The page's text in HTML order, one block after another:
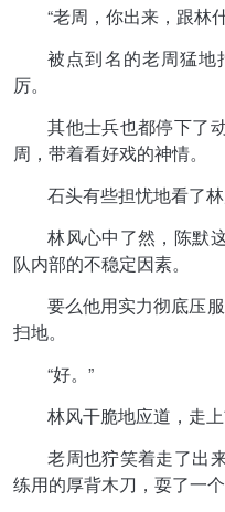
“老周，你出来，跟林
被点到名的老周猛地
厉。
其他士兵也都停下了
周，带着看好戏的神情。
石头有些担忧地看了林
林风心中了然，陈默
队内部的不稳定因素。
要么他用实力彻底压
扫地。
“好。”
林风干脆地应道，走上
老周也狞笑着走了出
练用的厚背木刀，耍了一